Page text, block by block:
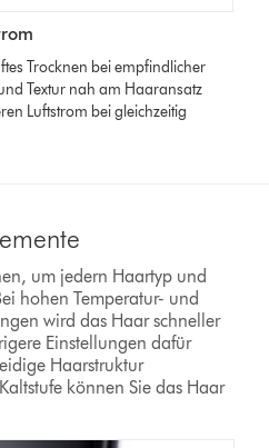
Trocknen bei empfindlicher
Textur nah am Haaransatz
Luftstrom bei gleichzeitig
um jedern Haartyp und
hohen Temperatur- und
wird das Haar schneller
Einstellungen dafür
Haarstruktur
können Sie das Haar